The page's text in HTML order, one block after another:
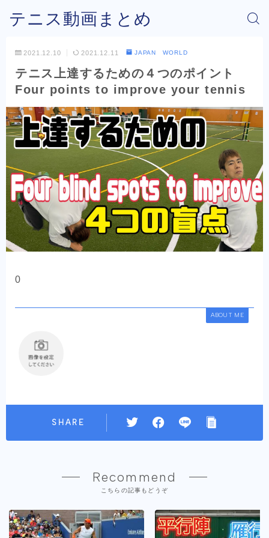
テニス動画まとめ
2021.12.10 2021.12.11 JAPAN WORLD
テニス上達するための４つのポイント
Four points to improve your tennis
0
ABOUT ME
SHARE
Recommend
こちらの記事もどうぞ